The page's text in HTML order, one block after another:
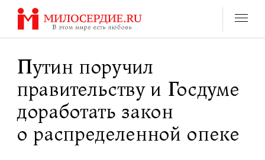
Перейти
содержанию
Путин поручил
правительству и Госдуме
доработать закон
о распределенной опеке